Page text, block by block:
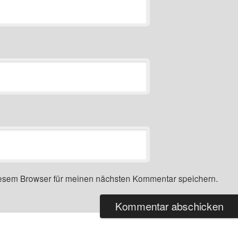
Browser für meinen nächsten Kommentar speichern.